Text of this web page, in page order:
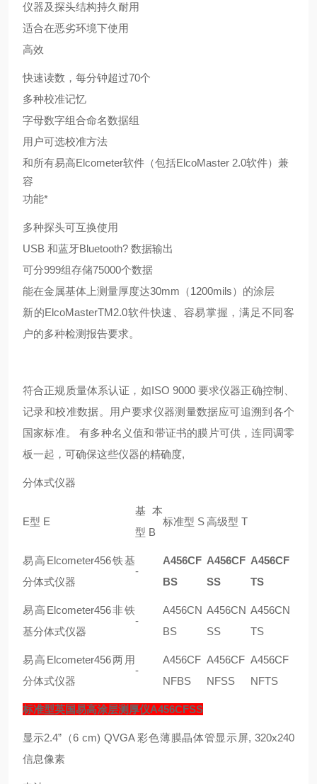
仪器及探头结构持久耐用
适合在恶劣环境下使用
高效
快速读数，每分钟超过70个
多种校准记忆
字母数字组合命名数据组
用户可选校准方法
和所有易高Elcometer软件（包括ElcoMaster 2.0软件）兼
容
功能*
多种探头可互换使用
USB 和蓝牙Bluetooth? 数据输出
可分999组存储75000个数据
能在金属基体上测量厚度达30mm（1200mils）的涂层
新的ElcoMasterTM2.0软件快速、容易掌握，满足不同客
户的多种检测报告要求。
符合正规质量体系认证，如ISO 9000 要求仪器正确控制、
记录和校准数据。用户要求仪器测量数据应可追溯到各个
国家标准。 有多种名义值和带证书的膜片可供，连同调零
板一起，可确保这些仪器的精确度,
分体式仪器
E型 E
基本
型 B
标准型 S高级型 T
易高Elcometer456铁基
分体式仪器
-
A456CF
BS
A456CF
SS
A456CF
TS
易高Elcometer456非铁
基分体式仪器
-
A456CN
BS
A456CN
SS
A456CN
TS
易高Elcometer456两用
分体式仪器
-
A456CF
NFBS
A456CF
NFSS
A456CF
NFTS
标准型英国易高涂层测厚仪A456CFSS
显示
信息
2.4”（6 cm) QVGA 彩色薄膜晶体管显示屏, 320x240
像素